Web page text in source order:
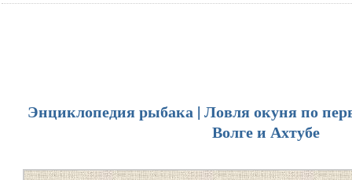
Энциклопедия рыбака | Ловля окуня по
Волге и Ахтубе